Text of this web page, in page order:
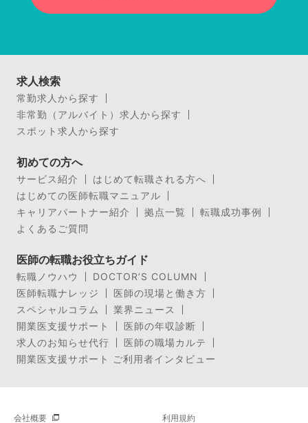
求人検索
常勤求人から探す
非常勤（アルバイト）求人から探す
スポット求人から探す
初めての方へ
サービス紹介
はじめて転職される方へ
はじめての医師転職マニュアル
キャリアパートナー紹介
拠点一覧
転職成功事例
よくあるご質問
医師の転職お役立ちガイド
転職ノウハウ
DOCTOR’S COLUMN
医師転職ナレッジ
医師の現場と働き方
スペシャルコラム
業界ニュース
開業医支援サポート
医師の年収診断
求人のお知らせ代行
医師の職場カルテ
開業医支援サポート ご利用者インタビュー
会社概要 利用規約